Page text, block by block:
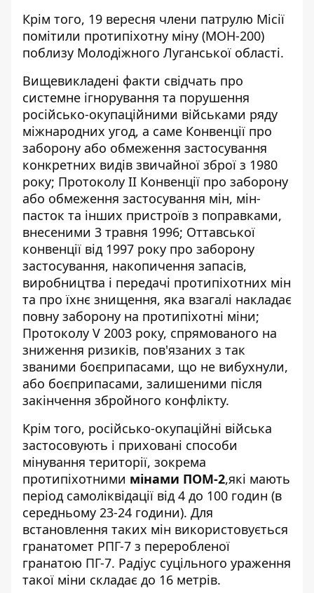
Крім того, 19 вересня члени патрулю Місії
помітили протипіхотну міну (МОН-200)
поблизу Молодіжного Луганської області.
Вищевикладені факти свідчать про
системне ігнорування та порушення
російсько-окупаційними військами ряду
міжнародних угод, а саме Конвенції про
заборону або обмеження застосування
конкретних видів звичайної зброї з 1980
року; Протоколу ІІ Конвенції про заборону
або обмеження застосування мін, мін-
пасток та інших пристроїв з поправками,
внесеними 3 травня 1996; Оттавської
конвенції від 1997 року про заборону
застосування, накопичення запасів,
виробництва і передачі протипіхотних мін
та про їхнє знищення, яка взагалі накладає
повну заборону на протипіхотні міни;
Протоколу V 2003 року, спрямованого на
зниження ризиків, пов'язаних з так
званими боєприпасами, що не вибухнули,
або боєприпасами, залишеними після
закінчення збройного конфлікту.
Крім того, російсько-окупаційні війська
застосовують і приховані способи
мінування території, зокрема
протипіхотними мінами ПОМ-2,які мають
період самоліквідації від 4 до 100 годин (в
середньому 23-24 години). Для
встановлення таких мін використовується
гранатомет РПГ-7 з переробленої
гранатою ПГ-7. Радіус суцільного ураження
такої міни складає до 16 метрів.